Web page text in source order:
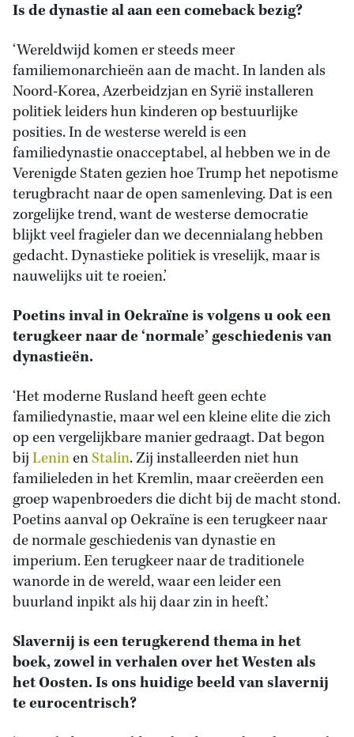
Is de dynastie al aan een comeback bezig?
‘Wereldwijd komen er steeds meer
familiemonarchieën aan de macht. In landen als
Noord-Korea, Azerbeidzjan en Syrië installeren
politiek leiders hun kinderen op bestuurlijke
posities. In de westerse wereld is een
familiedynastie onacceptabel, al hebben we in de
Verenigde Staten gezien hoe Trump het nepotisme
terugbracht naar de open samenleving. Dat is een
zorgelijke trend, want de westerse democratie
blijkt veel fragieler dan we decennialang hebben
gedacht. Dynastieke politiek is vreselijk, maar is
nauwelijks uit te roeien.’
Poetins inval in Oekraïne is volgens u ook een
terugkeer naar de ‘normale’ geschiedenis van
dynastieën.
‘Het moderne Rusland heeft geen echte
familiedynastie, maar wel een kleine elite die zich
op een vergelijkbare manier gedraagt. Dat begon
bijLeninenStalin. Zij installeerden niet hun
familieleden in het Kremlin, maar creëerden een
groep wapenbroeders die dicht bij de macht stond.
Poetins aanval op Oekraïne is een terugkeer naar
de normale geschiedenis van dynastie en
imperium. Een terugkeer naar de traditionele
wanorde in de wereld, waar een leider een
buurland inpikt als hij daar zin in heeft.’
Slavernij is een terugkerend thema in het
boek, zowel in verhalen over het Westen als
het Oosten. Is ons huidige beeld van slavernij
te eurocentrisch?